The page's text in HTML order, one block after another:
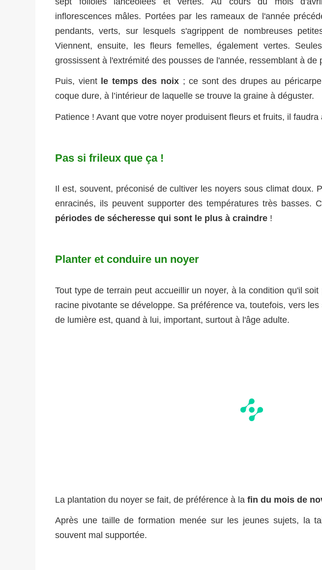
inflorescences mâles. Portées par les rameaux de l'année
pendants, verts, sur lesquels s'agrippent de nombreuses
Viennent, ensuite, les fleurs femelles, également vertes.
grossissent à l'extrémité des pousses de l'année, ressemblant à de
Puis, vient le temps des noix; ce sont des drupes au
coque dure, à l’intérieur de laquelle se trouve la graine à déguster.
Patience ! Avant que votre noyer produisent fleurs et fruits, il
Pas si frileux que ça !
Il est, souvent, préconisé de cultiver les noyers sous climat doux.
enracinés, ils peuvent supporter des températures très basses.
périodes de sécheresse qui sont le plus à craindre !
Planter et conduire un noyer
Tout type de terrain peut accueillir un noyer, à la condition qu'il soit
racine pivotante se développe. Sa préférence va, toutefois, vers les
de lumière est, quand à lui, important, surtout à l'âge adulte.
La plantation du noyer se fait, de préférence à la fin du mois de
Après une taille de formation menée sur les jeunes sujets, la
souvent mal supportée.